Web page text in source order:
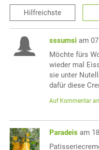
Hilfreichste
sssumsi am
Möchte fürs
wieder mal
sie unter
dafür diese
Auf Kommentar
Paradeis am